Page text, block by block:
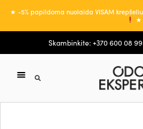
★ -5% papildoma nuolaida VISAM
★
Skambinkite: +370 600 08